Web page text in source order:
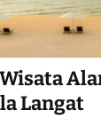
Langat